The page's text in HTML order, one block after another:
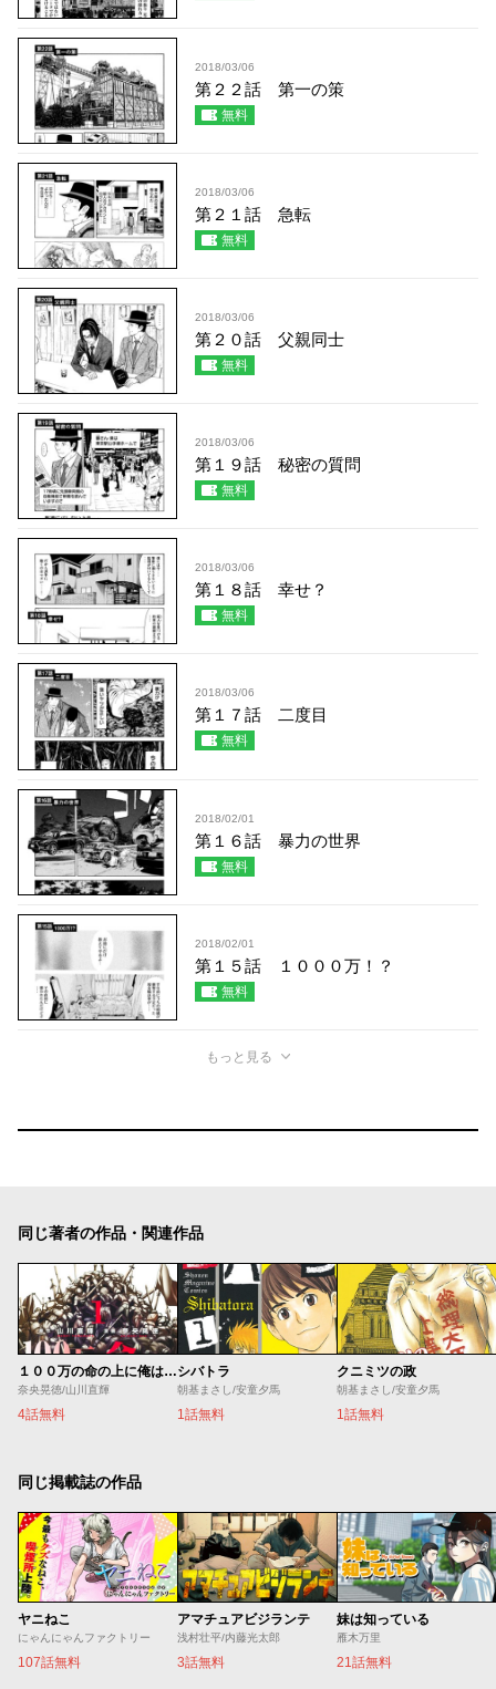
2018/03/06
第２２話 第一の策
無料
2018/03/06
第２１話 急転
無料
2018/03/06
第２０話 父親同士
無料
2018/03/06
第１９話 秘密の質問
無料
2018/03/06
第１８話 幸せ？
無料
2018/03/06
第１７話 二度目
無料
2018/02/01
第１６話 暴力の世界
無料
2018/02/01
第１５話 １０００万！？
無料
もっと見る
同じ著者の作品・関連作品
１００万の命の上に俺は立っている
奈央晃徳/山川直輝
4話無料
シバトラ
朝基まさし/安童夕馬
1話無料
クニミツの政
朝基まさし/安童夕馬
1話無料
同じ掲載誌の作品
ヤニねこ
にゃんにゃんファクトリー
107話無料
アマチュアビジランテ
浅村壮平/内藤光太郎
3話無料
妹は知っている
雁木万里
21話無料